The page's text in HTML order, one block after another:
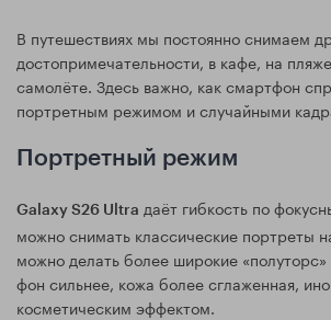
В путешествиях мы постоянно снимаем
достопримечательности, в кафе, на
самолёте. Здесь важно, как смартфон
портретным режимом и случайными
Портретный режим
Galaxy S26 Ultra даёт гибкость по
можно снимать классические портреты
можно делать более широкие
фон сильнее, кожа более сглаженная,
косметическим эффектом.